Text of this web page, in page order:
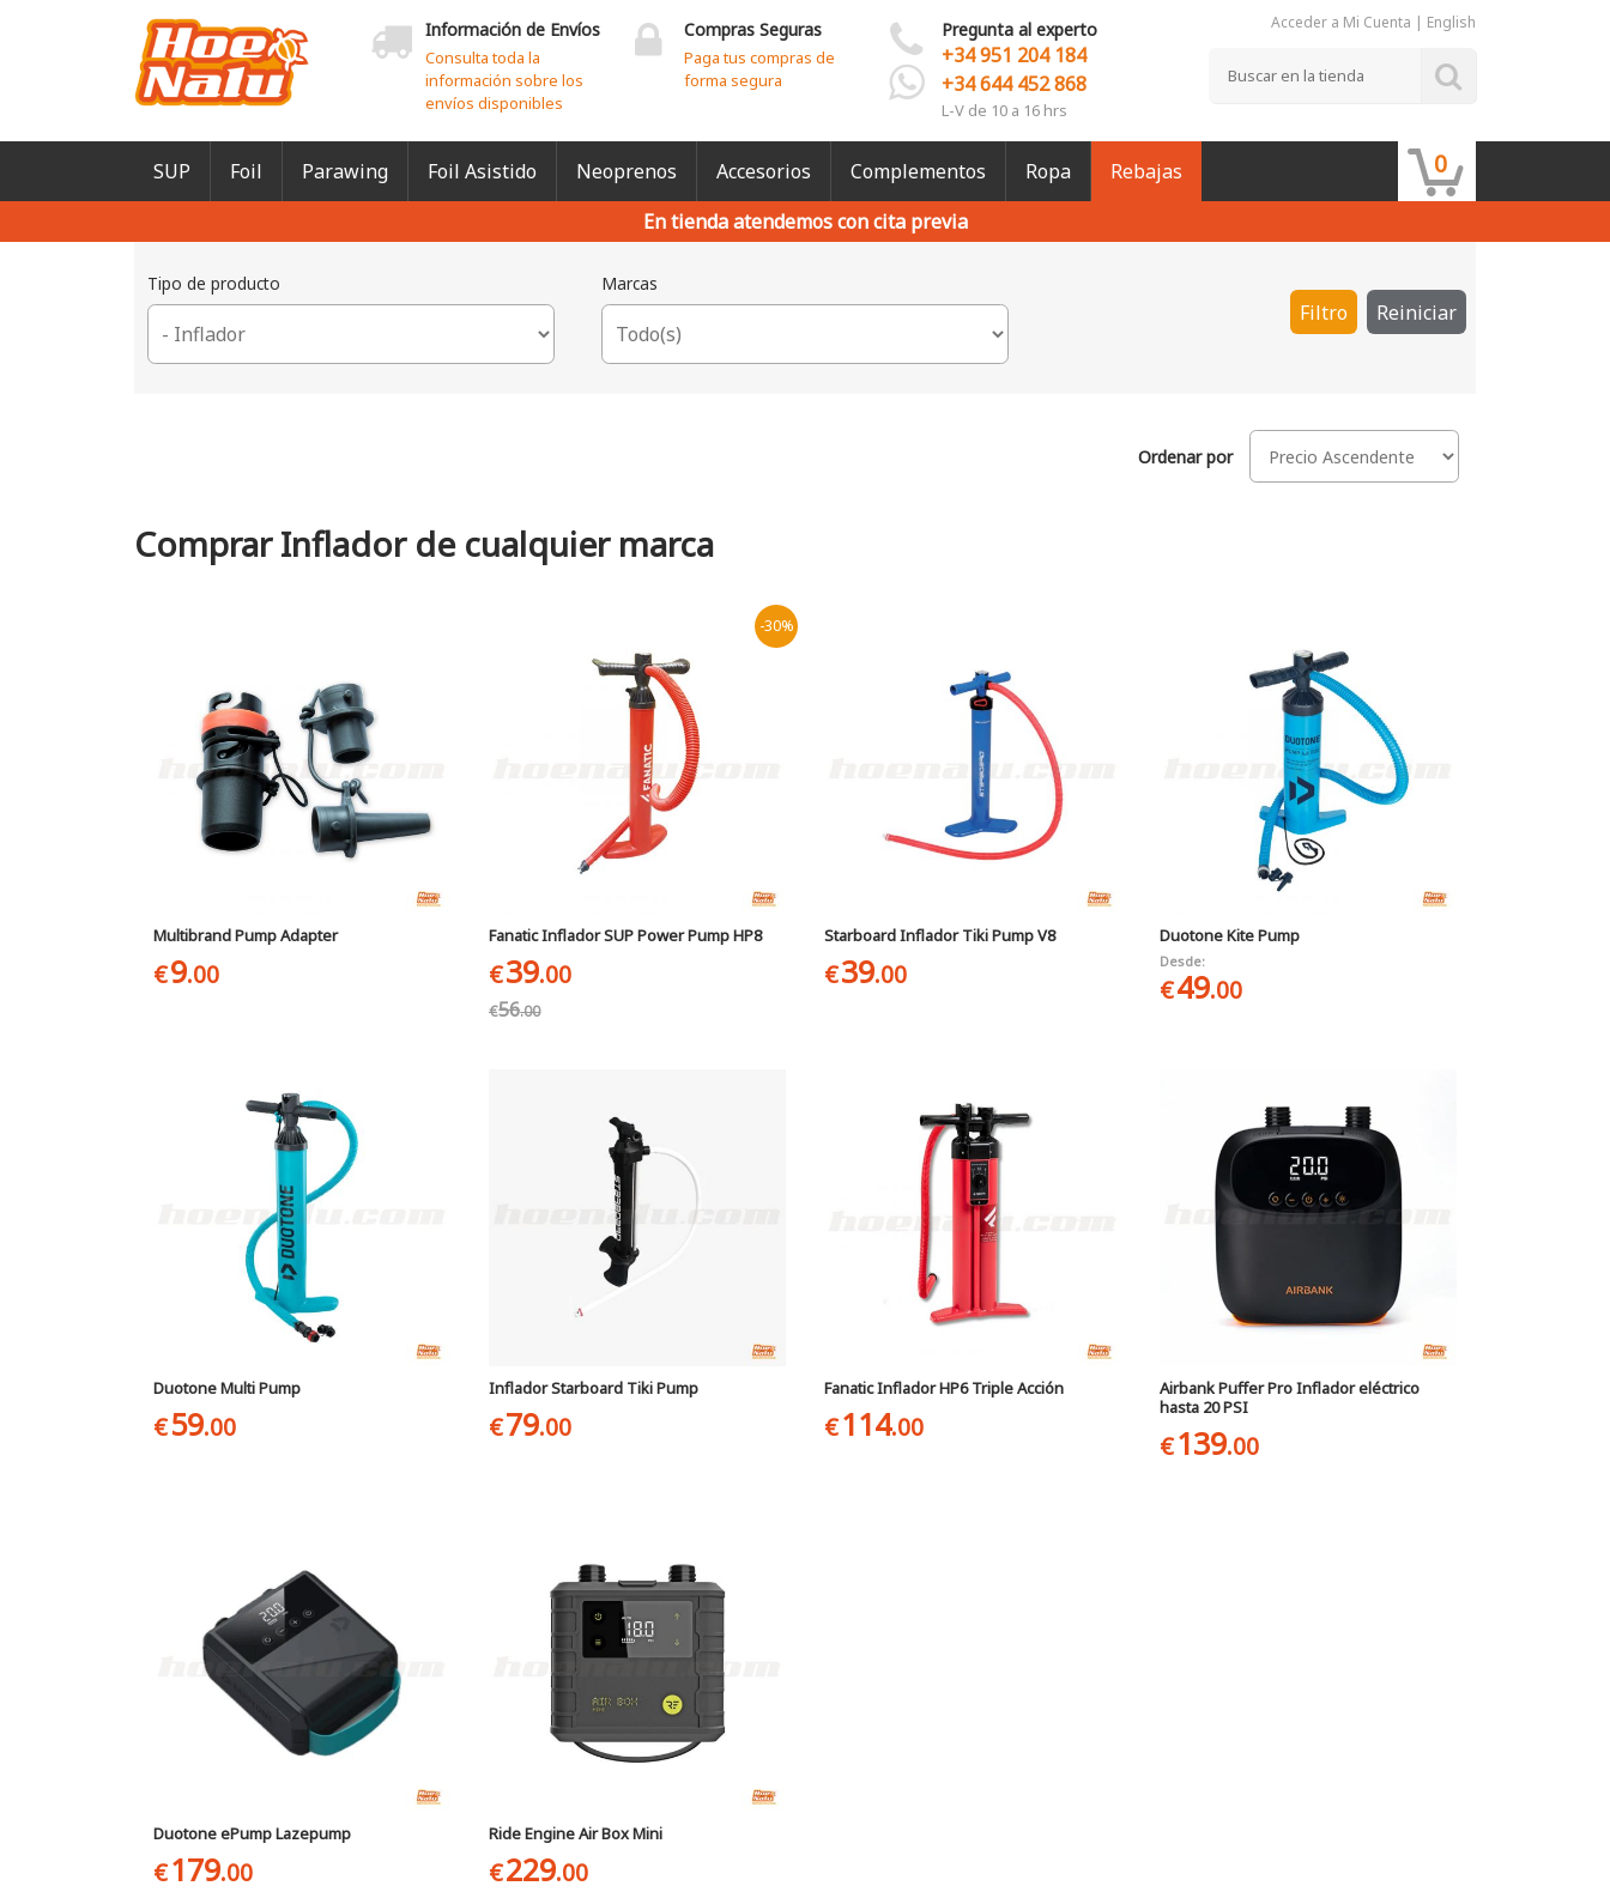
Información de Envíos
Consulta toda la
información sobre los
envíos disponibles
Compras Seguras
Paga tus compras de
forma segura
Pregunta al experto
+34 951 204 184
+34 644 452 868
L-V de 10 a 16 hrs
Acceder a Mi Cuenta | English
SUP Foil Parawing Foil Asistido Neoprenos Accesorios Complementos Ropa Rebajas 0
En tienda atendemos con cita previa
Tipo de producto Marcas
Filtro Reiniciar
Ordenar por
Comprar Inflador de cualquier marca
Multibrand Pump Adapter
€9.00
-30%
Fanatic Inflador SUP Power Pump HP8
€39.00
€56.00
Starboard Inflador Tiki Pump V8
€39.00
Duotone Kite Pump
Desde:
€49.00
Duotone Multi Pump
€59.00
Inflador Starboard Tiki Pump
€79.00
Fanatic Inflador HP6 Triple Acción
€114.00
Airbank Puffer Pro Inflador eléctrico
hasta 20 PSI
€139.00
Duotone ePump Lazepump
€179.00
Ride Engine Air Box Mini
€229.00